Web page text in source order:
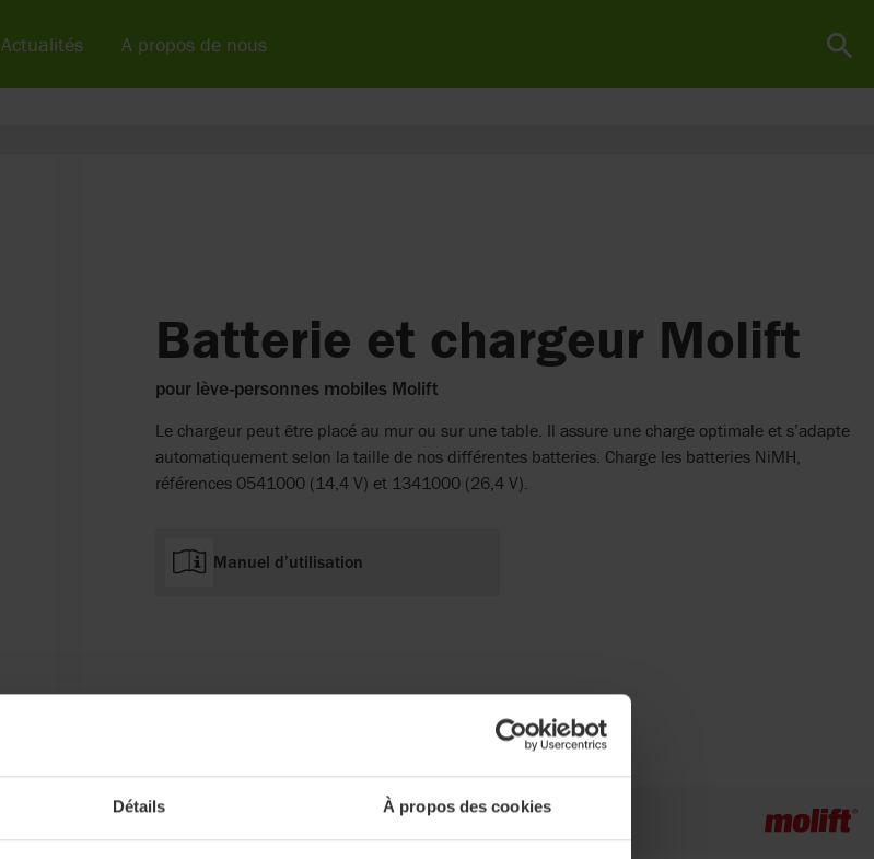
Détails À propos des cookies
Batterie et chargeur Molift
pour lève-personnes mobiles Molift
Le chargeur peut être placé au mur ou sur une table. Il assure une charge optimale et s’adapte
automatiquement selon la taille de nos différentes batteries. Charge les batteries NiMH,
références 0541000 (14,4 V) et 1341000 (26,4 V).
Manuel d’utilisation
Actualités A propos de nous